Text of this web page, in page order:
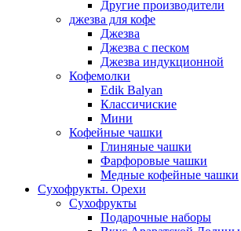
Другие производители
джезва для кофе
Джезва
Джезва с песком
Джезва индукционной
Кофемолки
Edik Balyan
Классичиские
Мини
Кофейные чашки
Глиняные чашки
Фарфоровые чашки
Медные кофейные чашки
Сухофрукты. Орехи
Сухофрукты
Подарочные наборы